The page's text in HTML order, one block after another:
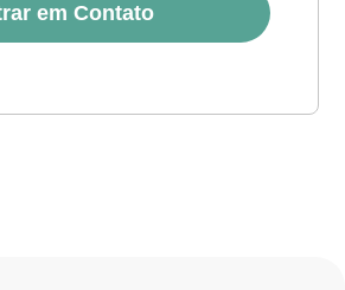
em Contato